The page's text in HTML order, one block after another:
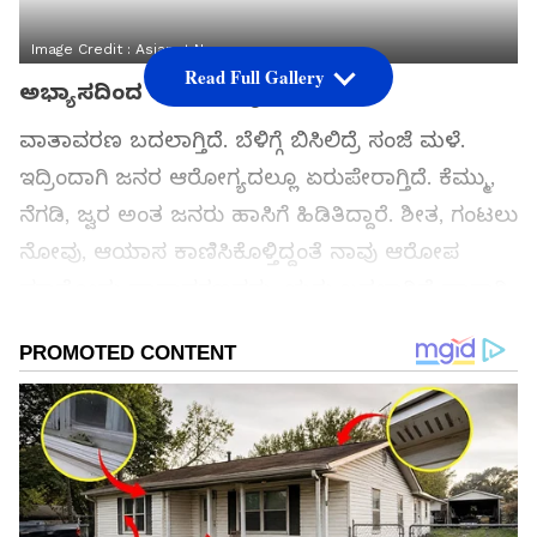
Image Credit : Asianet News
ಅಭ್ಯಾಸದಿಂದ ಅನಾರೋಗ್ಯ
ವಾತಾವರಣ ಬದಲಾಗ್ತಿದೆ. ಬೆಳಿಗ್ಗೆ ಬಿಸಿಲಿದ್ರೆ ಸಂಜೆ ಮಳೆ.
ಇದ್ರಿಂದಾಗಿ ಜನರ ಆರೋಗ್ಯದಲ್ಲೂ ಏರುಪೇರಾಗ್ತಿದೆ. ಕೆಮ್ಮು,
ನೆಗಡಿ, ಜ್ವರ ಅಂತ ಜನರು ಹಾಸಿಗೆ ಹಿಡಿತಿದ್ದಾರೆ. ಶೀತ, ಗಂಟಲು
ನೋವು, ಆಯಾಸ ಕಾಣಿಸಿಕೊಳ್ತಿದ್ದಂತೆ ನಾವು ಆರೋಪ
ಆದ್ರೆ ಆಗಾಗ ನಿಮಗೆ ಶೀತ, ಆಯಾಸ, ಕೆಮ್ಮು
ಕಾಣಿಸಿಕೊಳ್ತಿದ್ದರೆ ಅದಕ್ಕೆ ವಾತಾವರಣ ಬದಲಾವಣೆ
ಕಾರಣವಲ್ಲ. ನಿಮ್ಮ ಅಭ್ಯಾಸಗಳೇ ನಿಮಗೆ ಶತ್ರು.
ಸಮಗ್ರ ಸುದ್ದಿ ಮೂಲವನ್ನಾಗಿ asianet suvarna news ಅನ್ನು
ಆಯ್ಕೆ ಮಾಡಿಕೊಳ್ಳಿ
Read Full Gallery